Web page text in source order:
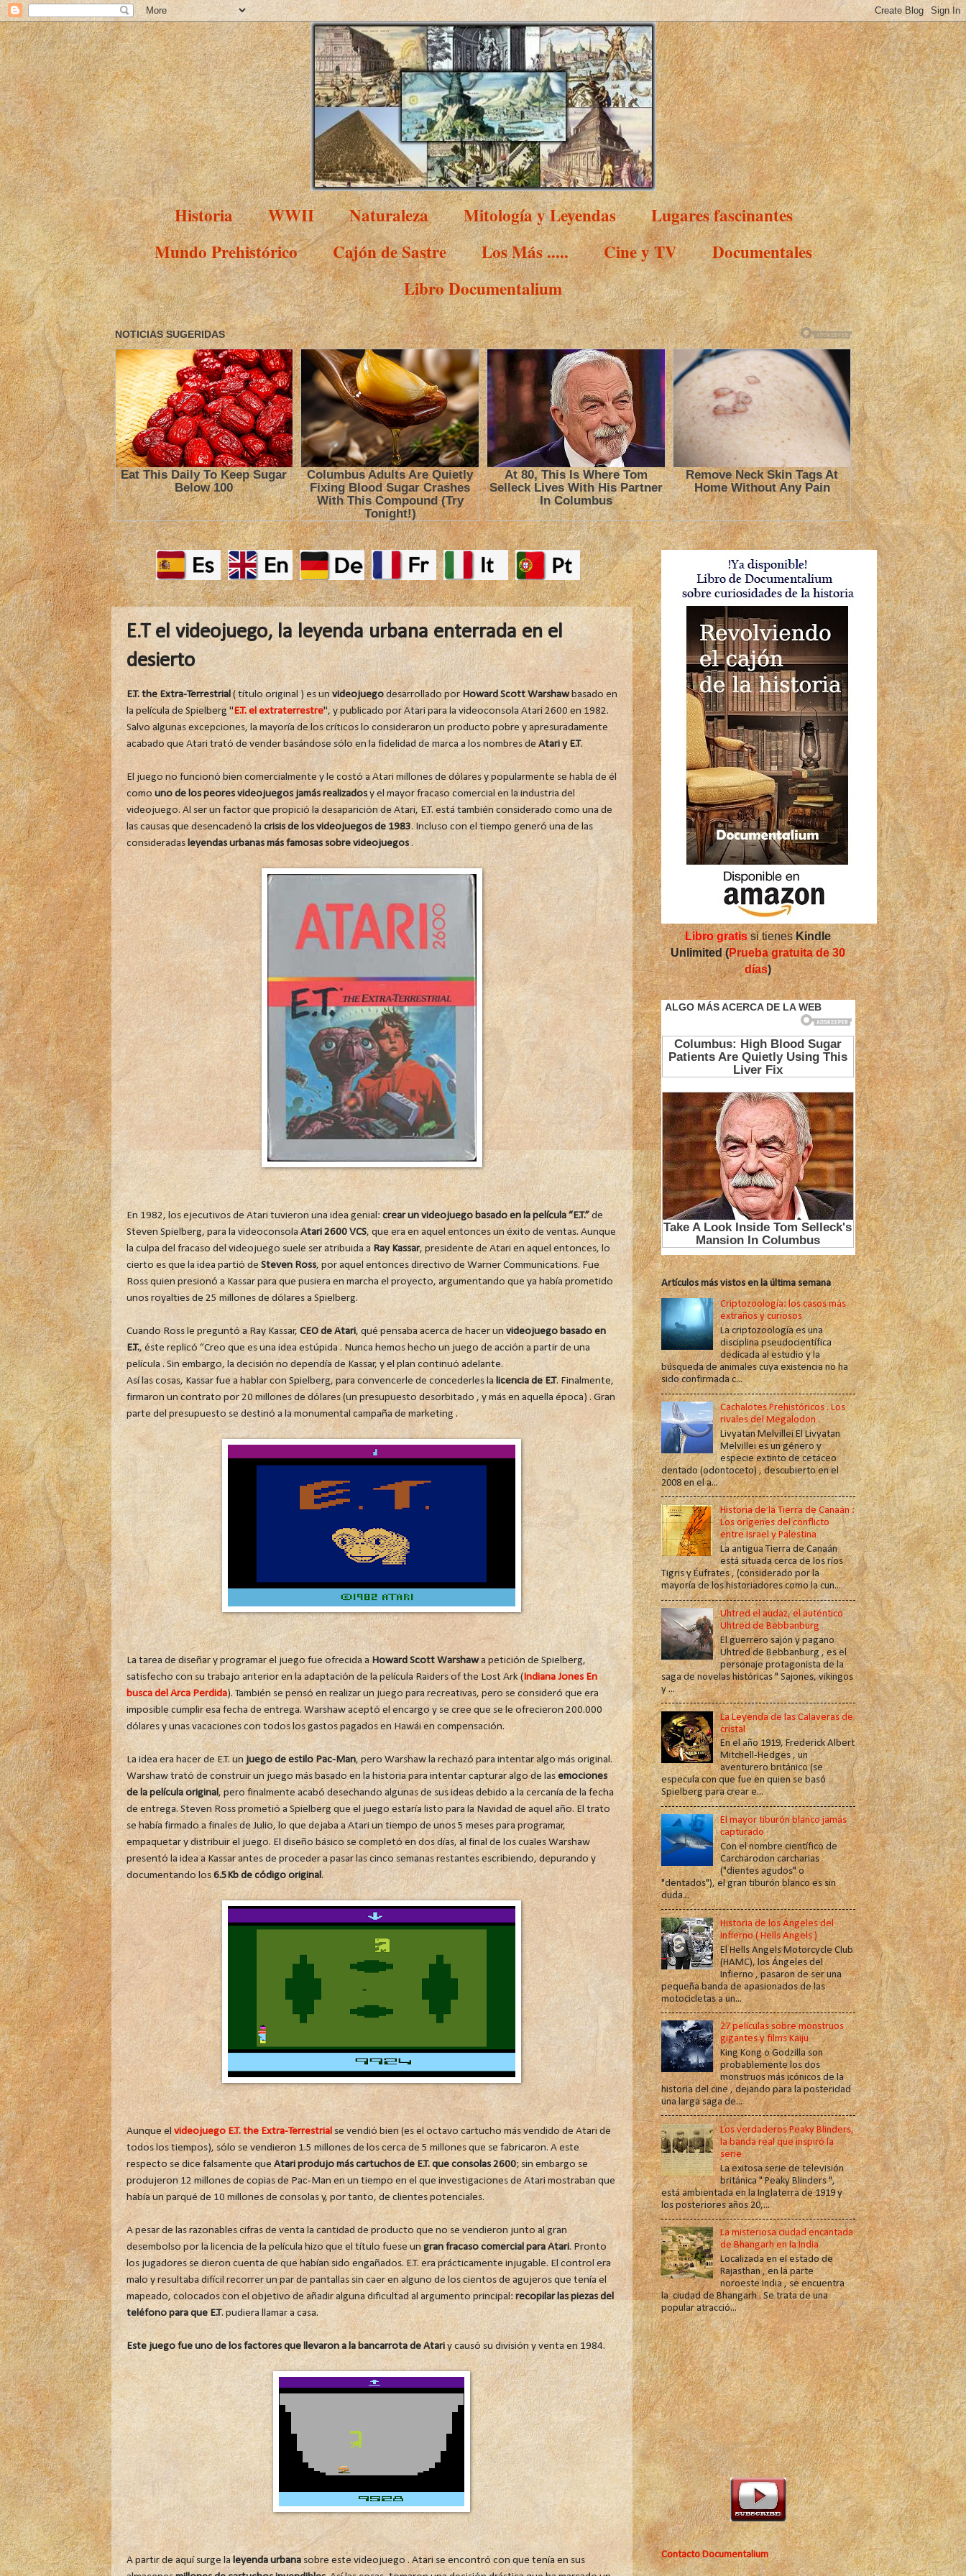
Historia WWII Naturaleza Mitología y Leyendas
Lugares fascinantes
Mundo Prehistórico
Cajón de Sastre Los Más ..... Cine y TV
Documentales
Libro Documentalium
E.T el videojuego, la leyenda urbana enterrada en el
desierto
E.T. the Extra-Terrestrial( título original ) es unvideojuegodesarrollado porHoward Scott Warshawbasado en
la película de Spielberg "E.T. el extraterrestre", y publicado por Atari para la videoconsola Atari 2600 en 1982.
Salvo algunas excepciones, la mayoría de los críticos lo consideraron un producto pobre y apresuradamente
acabado que Atari trató de vender basándose sólo en la fidelidad de marca a los nombres deAtari y E.T.
El juego no funcionó bien comercialmente y le costó a Atari millones de dólares y popularmente se habla de él
como uno de los peores videojuegos jamás realizadosy el mayor fracaso comercial en la industria del
videojuego. Al ser un factor que propició la desaparición de Atari, E.T. está también considerado como una de
las causas que desencadenó lacrisis de los videojuegos de 1983. Incluso con el tiempo generó una de las
consideradas leyendas urbanas más famosas sobre videojuegos.
En 1982, los ejecutivos de Atari tuvieron una idea genial: crear un videojuego basado en la película “E.T.”de
Steven Spielberg, para la videoconsolaAtari 2600 VCS, que era en aquel entonces un éxito de ventas. Aunque
la culpa del fracaso del videojuego suele ser atribuida a Ray Kassar, presidente de Atari en aquel entonces, lo
cierto es que la idea partió deSteven Ross, por aquel entonces directivo de Warner Communications. Fue
Ross quien presionó a Kassar para que pusiera en marcha el proyecto, argumentando que ya había prometido
unos royalties de 25 millones de dólares a Spielberg.
Cuando Ross le preguntó a Ray Kassar,CEO de Atari, qué pensaba acerca de hacer unvideojuego basado en
E.T., éste replicó “Creo que es una idea estúpida . Nunca hemos hecho un juego de acción a partir de una
película . Sin embargo, la decisión no dependía de Kassar, y el plan continuó adelante.
Así las cosas, Kassar fue a hablar con Spielberg, para convencerle de concederles la licencia de E.T. Finalmente,
firmaron un contrato por 20 millones de dólares (un presupuesto desorbitado , y más en aquella época) . Gran
parte del presupuesto se destinó a la monumental campaña de marketing .
La tarea de diseñar y programar el juego fue ofrecida aHoward Scott Warshawa petición de Spielberg,
satisfecho con su trabajo anterior en la adaptación de la película Raiders of the Lost Ark (Indiana Jones En
busca del Arca Perdida). También se pensó en realizar un juego para recreativas, pero se consideró que era
imposible cumplir esa fecha de entrega. Warshaw aceptó el encargo y se cree que se le ofrecieron 200.000
dólares y unas vacaciones con todos los gastos pagados en Hawái en compensación.
La idea era hacer de E.T. un juego de estilo Pac-Man, pero Warshaw la rechazó para intentar algo más original.
Warshaw trató de construir un juego más basado en la historia para intentar capturar algo de lasemociones
de la película original, pero finalmente acabó desechando algunas de sus ideas debido a la cercanía de la fecha
de entrega. Steven Ross prometió a Spielberg que el juego estaría listo para la Navidad de aquel año. El trato
se había firmado a finales de Julio, lo que dejaba a Atari un tiempo de unos 5 meses para programar,
empaquetar y distribuir el juego. El diseño básico se completó en dos días, al final de los cuales Warshaw
presentó la idea a Kassar antes de proceder a pasar las cinco semanas restantes escribiendo, depurando y
documentando los6.5Kb de código original.
Aunque elvideojuego E.T. the Extra-Terrestrialse vendió bien (es el octavo cartucho más vendido de Atari de
todos los tiempos), sólo se vendieron 1.5 millones de los cerca de 5 millones que se fabricaron. A este
respecto se dice falsamente queAtari produjo más cartuchos de E.T. que consolas 2600; sin embargo se
produjeron 12 millones de copias de Pac-Man en un tiempo en el que investigaciones de Atari mostraban que
había un parqué de 10 millones de consolas y, por tanto, de clientes potenciales.
A pesar de las razonables cifras de venta la cantidad de producto que no se vendieron junto al gran
desembolso por la licencia de la película hizo que el título fuese ungran fracaso comercial para Atari. Pronto
los jugadores se dieron cuenta de que habían sido engañados. E.T. era prácticamente injugable. El control era
malo y resultaba difícil recorrer un par de pantallas sin caer en alguno de los cientos de agujeros que tenía el
mapeado, colocados con el objetivo de añadir alguna dificultad al argumento principal: recopilar las piezas del
teléfono para que E.T. pudiera llamar a casa.
Este juego fue uno de los factores que llevaron a la bancarrota de Atariy causó su división y venta en 1984.
A partir de aquí surge laleyenda urbanasobre este videojuego . Atari se encontró con que tenía en sus
Libro gratissi tienesKindle
Unlimited (Prueba gratuita de 30
días)
Artículos más vistos en la última semana
Criptozoología: los casos más
extraños y curiosos
La criptozoología es una
disciplina pseudocientífica
dedicada al estudio y la
búsqueda de animales cuya existencia no ha
sido confirmada c...
Cachalotes Prehistóricos . Los
rivales del Megalodon .
Livyatan Melvillei El Livyatan
Melvillei es un género y
especie extinto de cetáceo
dentado (odontoceto) , descubierto en el
2008 en el a...
Historia de la Tierra de Canaán :
Los orígenes del conflicto
entre Israel y Palestina
La antigua Tierra de Canaán
está situada cerca de los ríos
Tigris y Éufrates , (considerado por la
mayoría de los historiadores como la cun...
Uhtred el audaz, el auténtico
Uhtred de Bebbanburg
El guerrero sajón y pagano
Uhtred de Bebbanburg , es el
personaje protagonista de la
saga de novelas históricas " Sajones, vikingos
y ...
La Leyenda de las Calaveras de
cristal
En el año 1919, Frederick Albert
Mitchell-Hedges , un
aventurero británico (se
especula con que fue en quien se basó
Spielberg para crear e...
El mayor tiburón blanco jamás
capturado
Con el nombre científico de
Carcharodon carcharias
("dientes agudos" o
"dentados"), el gran tiburón blanco es sin
duda...
Historia de los Ángeles del
Infierno ( Hells Angels )
El Hells Angels Motorcycle Club
(HAMC), los Ángeles del
Infierno , pasaron de ser una
pequeña banda de apasionados de las
motocicletas a un...
27 películas sobre monstruos
gigantes y films Kaiju
King Kong o Godzilla son
probablemente los dos
monstruos más icónicos de la
historia del cine , dejando para la posteridad
una larga saga de...
Los verdaderos Peaky Blinders,
la banda real que inspiró la
serie
La exitosa serie de televisión
británica " Peaky Blinders ",
está ambientada en la Inglaterra de 1919 y
los posteriores años 20,...
La misteriosa ciudad encantada
de Bhangarh en la India
Localizada en el estado de
Rajasthan , en la parte
noroeste India , se encuentra
la ciudad de Bhangarh . Se trata de una
popular atracció...
Contacto Documentalium